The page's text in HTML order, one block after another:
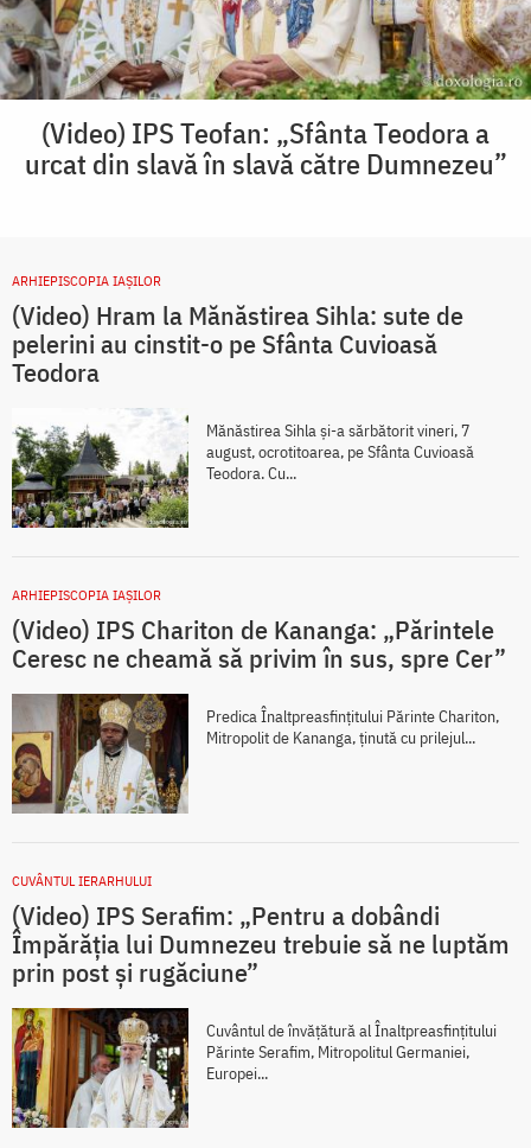
(Video) IPS Teofan: „Sfânta Teodora a
urcat din slavă în slavă către Dumnezeu”
ARHIEPISCOPIA IAŞILOR
(Video) Hram la Mănăstirea Sihla: sute de
pelerini au cinstit-o pe Sfânta Cuvioasă
Teodora
Mănăstirea Sihla și-a sărbătorit vineri, 7
august, ocrotitoarea, pe Sfânta Cuvioasă
Teodora. Cu...
ARHIEPISCOPIA IAŞILOR
(Video) IPS Chariton de Kananga: „Părintele
Ceresc ne cheamă să privim în sus, spre Cer”
Predica Înaltpreasfințitului Părinte Chariton,
Mitropolit de Kananga, ținută cu prilejul...
CUVÂNTUL IERARHULUI
(Video) IPS Serafim: „Pentru a dobândi
Împărăția lui Dumnezeu trebuie să ne luptăm
prin post și rugăciune”
Cuvântul de învățătură al Înaltpreasfințitului
Părinte Serafim, Mitropolitul Germaniei,
Europei...